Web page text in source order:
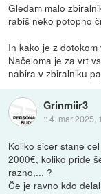
Gledam malo
rabiš neko potopno
In kako je z
Načeloma je za vrt
nabira v zbiralniku
Grinmiir3
::4. mar 2025,
Koliko sicer stane
2000€, koliko pride
razno,... ?
Če je ravno kdo